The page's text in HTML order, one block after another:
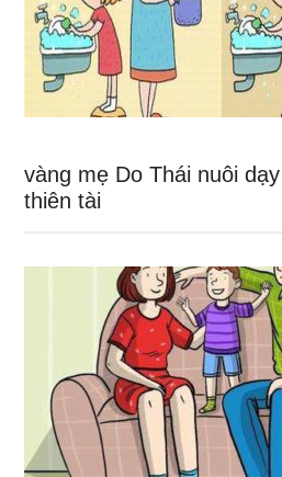
vàng mẹ Do Thái nuôi
thiên tài